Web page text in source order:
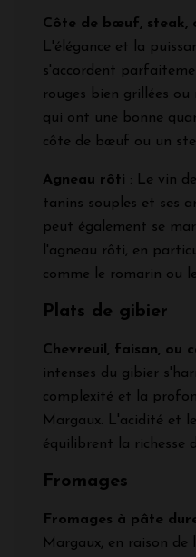
Côte de bœuf, steak,
L'élégance et la
s'accordent
rouges bien grillées
qui ont une bonne
côte de bœuf ou un
Agneau rôti : Le vin
tanins souples et ses
peut également se
l'agneau rôti, en
comme le romarin ou
Plats de gibier
Chevreuil, faisan, ou
intenses du gibier
complexité et la
Margaux. L'acidité et
équilibrent la richesse
Fromages
Fromages à pâte
Margaux, en raison de